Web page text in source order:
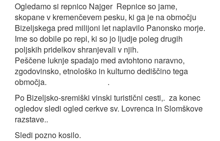
Ogledamo si repnico Najger Repnice so jame,
skopane v kremenčevem pesku, ki ga je na območju
Bizeljskega pred milijoni let naplavilo Panonsko morje.
Ime so dobile po repi, ki so jo ljudje poleg drugih
poljskih pridelkov shranjevali v njih.
Peščene luknje spadajo med avtohtono naravno,
zgodovinsko, etnološko in kulturno dediščino tega
območja. .
Po Bizeljsko-sremiški vinski turistični cesti,. za konec
ogledov sledi ogled cerkve sv. Lovrenca in Slomškove
razstave..
Sledi pozno kosilo.